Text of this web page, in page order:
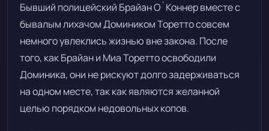
Бывший полицейский Брайан О`Коннер вместе с
бывалым лихачом Домиником Торетто совсем
немного увлеклись жизнью вне закона. После
того, как Брайан и Миа Торетто освободили
Доминика, они не рискуют долго задерживаться
на одном месте, так как являются желанной
целью порядком недовольных копов.